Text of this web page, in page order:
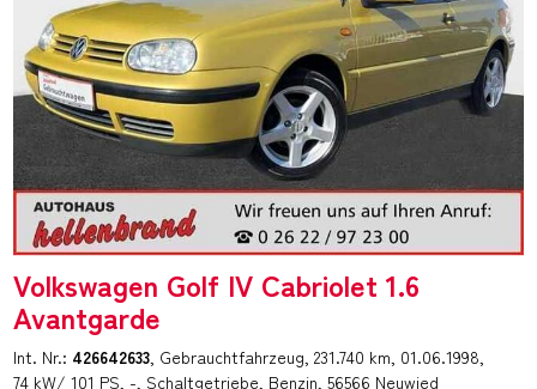
Volkswagen Golf IV Cabriolet 1.6
Avantgarde
Int. Nr.: 426642633 Gebrauchtfahrzeug 231.740 km 01.06.1998
74 kW/ 101 PS - Schaltgetriebe Benzin 56566 Neuwied